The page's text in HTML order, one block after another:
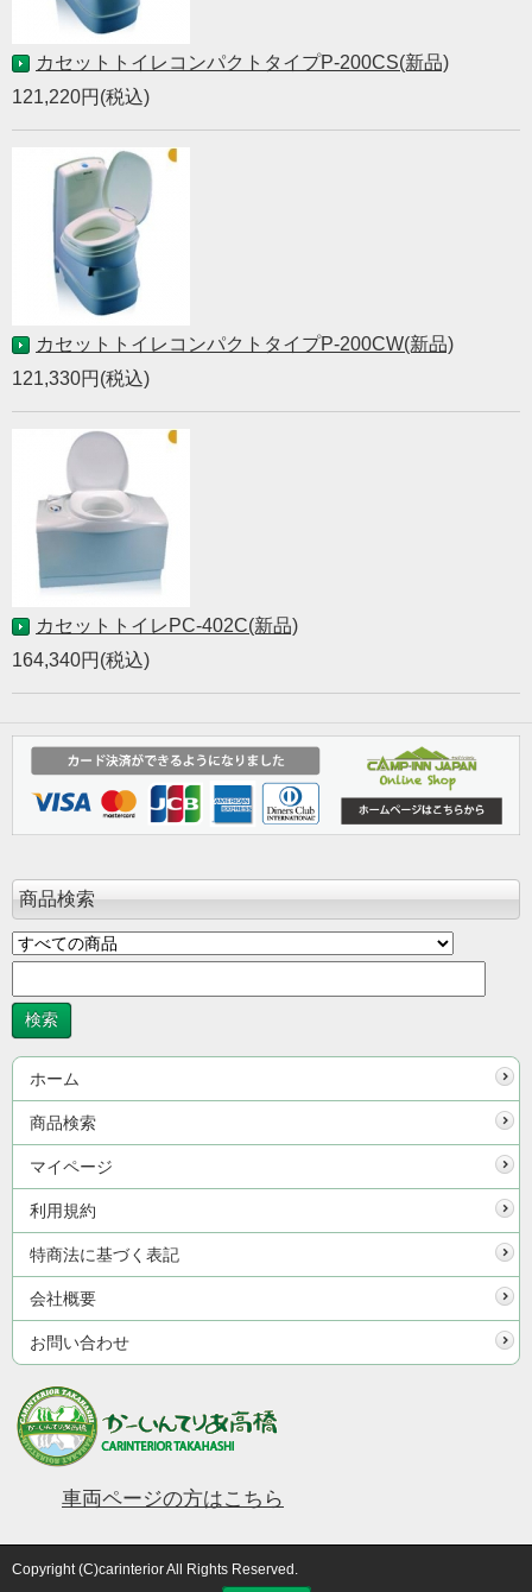
カセットトイレコンパクトタイプP-200CS(新品)
121,220円(税込)
カセットトイレコンパクトタイプP-200CW(新品)
121,330円(税込)
カセットトイレPC-402C(新品)
164,340円(税込)
商品検索
ホーム
商品検索
マイページ
利用規約
特商法に基づく表記
会社概要
お問い合わせ
車両ページの方はこちら
Copyright (C)carinterior All Rights Reserved.